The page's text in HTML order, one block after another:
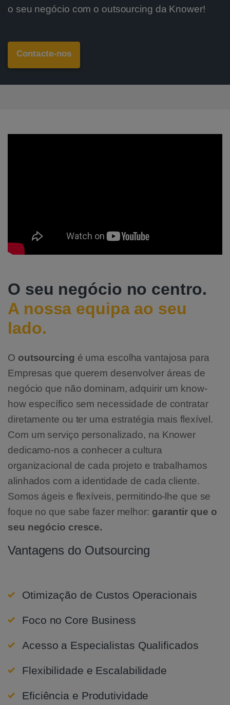
o seu negócio com o outsourcing da Knower!
Contacte-nos
O seu negócio no centro.
A nossa equipa ao seu
lado.
O outsourcing é uma escolha vantajosa para
Empresas que querem desenvolver áreas de
negócio que não dominam, adquirir um know-
how específico sem necessidade de contratar
diretamente ou ter uma estratégia mais flexível.
Com um serviço personalizado, na Knower
dedicamo-nos a conhecer a cultura
organizacional de cada projeto e trabalhamos
alinhados com a identidade de cada cliente.
Somos ágeis e flexíveis, permitindo-lhe que se
foque no que sabe fazer melhor: garantir que o
seu negócio cresce.
Vantagens do Outsourcing
Otimização de Custos Operacionais
Foco no Core Business
Acesso a Especialistas Qualificados
Flexibilidade e Escalabilidade
Eficiência e Produtividade